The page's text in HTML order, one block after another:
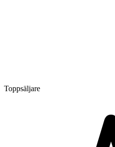
Toppsäljare